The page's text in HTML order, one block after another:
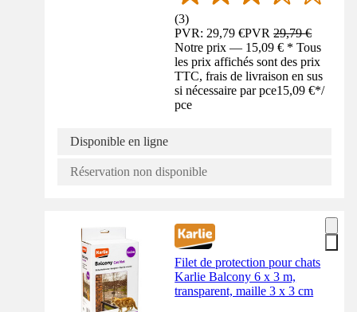
(3)
PVR: 29,79 €PVR29,79 €
Notre prix — 15,09 € * Tous
les prix affichés sont des prix
TTC, frais de livraison en sus
si nécessaire par pce15,09 €*/
pce
Disponible en ligne
Réservation non disponible
Filet de protection pour chats
Karlie Balcony 6 x 3 m,
transparent, maille 3 x 3 cm